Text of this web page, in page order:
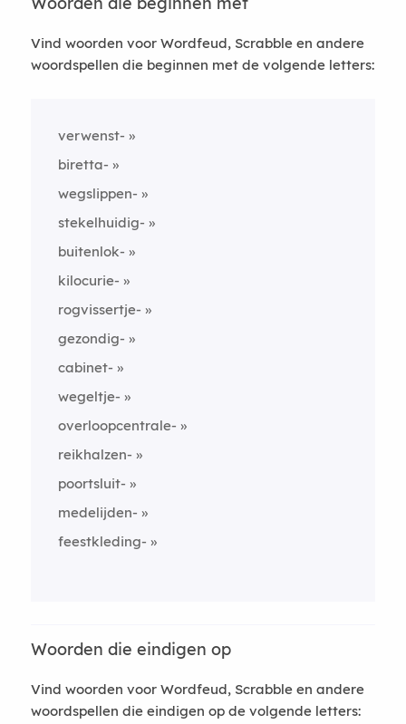
Vind woorden voor Wordfeud, Scrabble en andere
woordspellen die beginnen met de volgende letters:
verwenst-
biretta-
wegslippen-
stekelhuidig-
buitenlok-
kilocurie-
rogvissertje-
gezondig-
cabinet-
wegeltje-
overloopcentrale-
reikhalzen-
poortsluit-
medelijden-
feestkleding-
Woorden die eindigen op
Vind woorden voor Wordfeud, Scrabble en andere
woordspellen die eindigen op de volgende letters: